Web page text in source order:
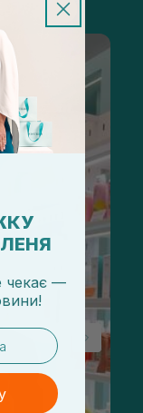
чекає —